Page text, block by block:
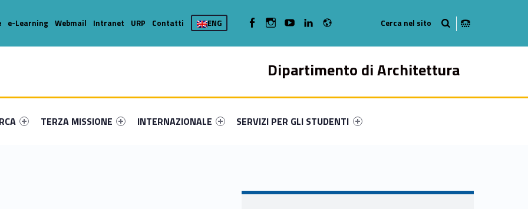
Dipartimento di Architettura
primary-40783-16
#link-menu-primary-12725-36
Link identifier #link-menu-primary-15025-46
TERZA MISSIONE
Link identifier #link-menu-primary-17593-49
INTERNAZIONALE
Link identifier #link-menu-primary-45215-57
SERVIZI PER GLI STUDENTI
e-Learning Webmail Intranet URP Contatti ENG WebMan on FacebookWebMan on Instagram
WebMan on YoutubeWebMan on Linkedin